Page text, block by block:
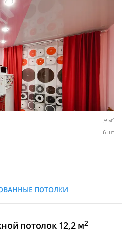
11,9 м2
6 шт
ПОТОЛКИ
потолок 12,2 м2